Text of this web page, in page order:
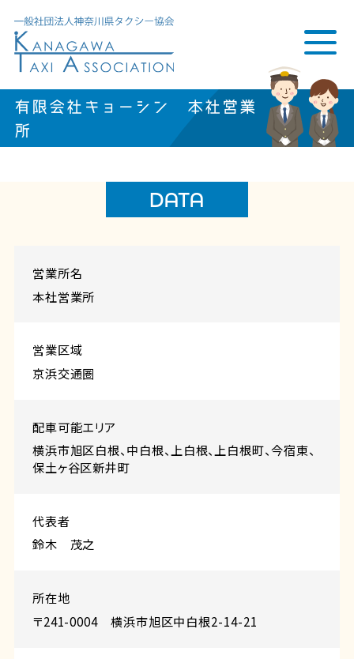
有限会社キョーシン 本社営業
所
DATA
営業所名
本社営業所
営業区域
京浜交通圏
配⾞可能エリア
横浜市旭区白根、中白根、上白根、上白根町、今宿東、
保土ヶ谷区新井町
代表者
鈴木 茂之
所在地
〒241-0004 横浜市旭区中白根2-14-21